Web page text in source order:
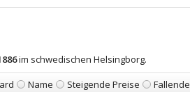
im schwedischen Helsingborg.
Name Steigende Preise